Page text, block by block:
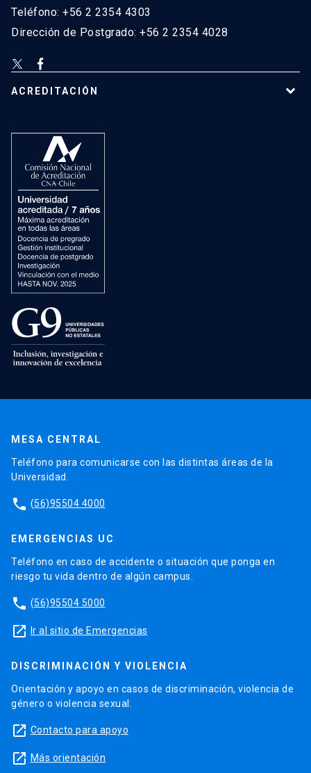
Teléfono: +56 2 2354 4303
Dirección de Postgrado: +56 2 2354 4028
ACREDITACIÓN
MESA CENTRAL
Teléfono para comunicarse con las distintas áreas de la
Universidad.
phone (56)95504 4000
EMERGENCIAS UC
Teléfono en caso de accidente o situación que ponga en
riesgo tu vida dentro de algún campus.
phone (56)95504 5000
launch Ir al sitio de Emergencias
DISCRIMINACIÓN Y VIOLENCIA
Orientación y apoyo en casos de discriminación, violencia de
género o violencia sexual.
launch Contacto para apoyo
launch Más orientación